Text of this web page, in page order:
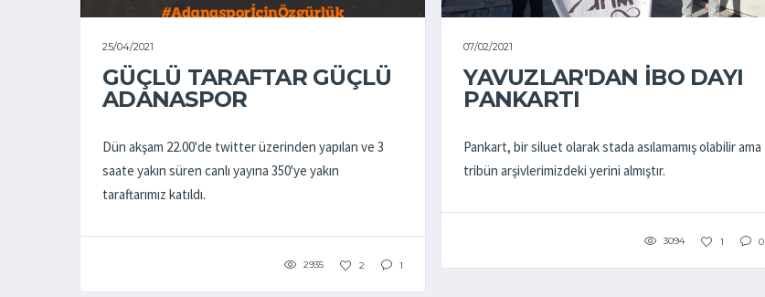
25/04/2021
GÜÇLÜ TARAFTAR GÜÇLÜ
ADANASPOR
Dün akşam 22.00'de twitter üzerinden yapılan ve 3
saate yakın süren canlı yayına 350'ye yakın
taraftarımız katıldı.
2935 2 1
07/02/2021
YAVUZLAR'DAN İBO DAYI
PANKARTI
Pankart, bir siluet olarak stada asılamamış olabilir ama
tribün arşivlerimizdeki yerini almıştır.
3094 1 0